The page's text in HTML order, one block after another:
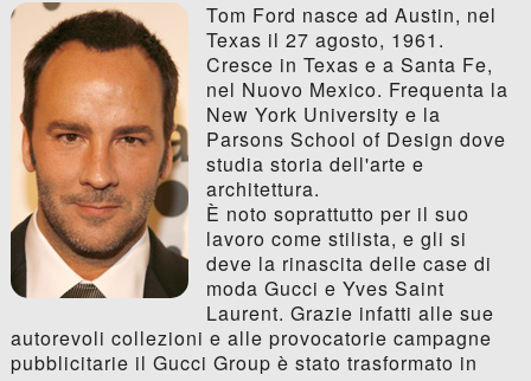
Tom Ford nasce ad Austin, nel
Texas il 27 agosto, 1961.
Cresce in Texas e a Santa Fe,
nel Nuovo Mexico. Frequenta la
New York University e la
Parsons School of Design dove
studia storia dell'arte e
architettura.
È noto soprattutto per il suo
lavoro come stilista, e gli si
deve la rinascita delle case di
moda Gucci e Yves Saint
Laurent. Grazie infatti alle sue
autorevoli collezioni e alle provocatorie campagne
pubblicitarie il Gucci Group è stato trasformato in